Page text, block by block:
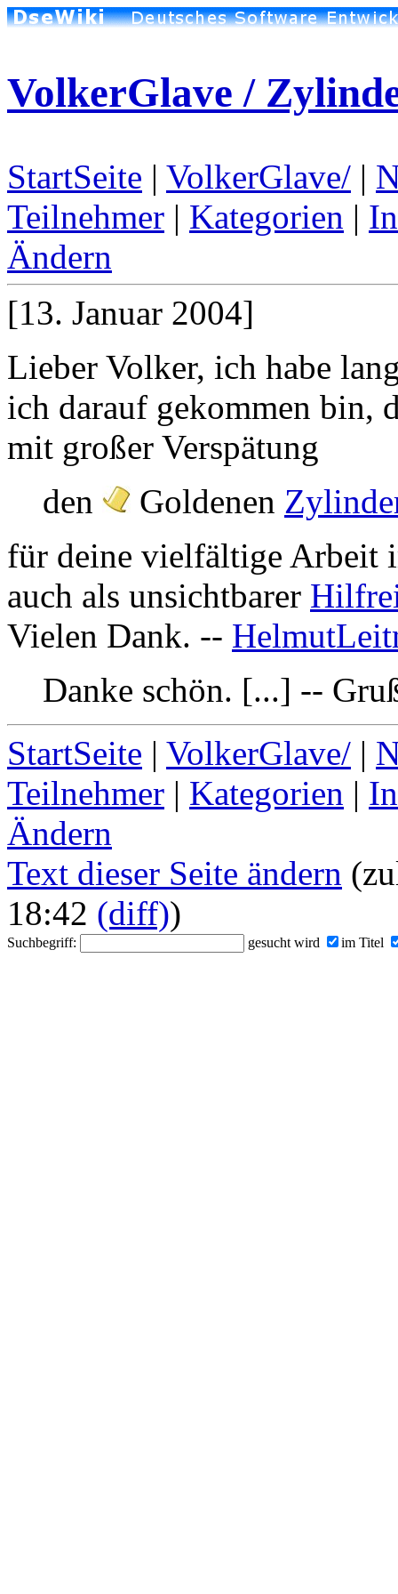
VolkerGlave /
StartSeite | VolkerGlave/ |
Teilnehmer | Kategorien |
Ändern
[13. Januar 2004]
Lieber Volker, ich habe
ich darauf gekommen bin,
mit großer Verspätung
den
Goldenen
für deine vielfältige Arbeit
auch als unsichtbarer
Vielen Dank. --
Danke schön. [...] --
StartSeite | VolkerGlave/ |
Teilnehmer | Kategorien |
Ändern
Text dieser Seite ändern
18:42 (diff))
Suchbegriff: gesucht wird im Titel